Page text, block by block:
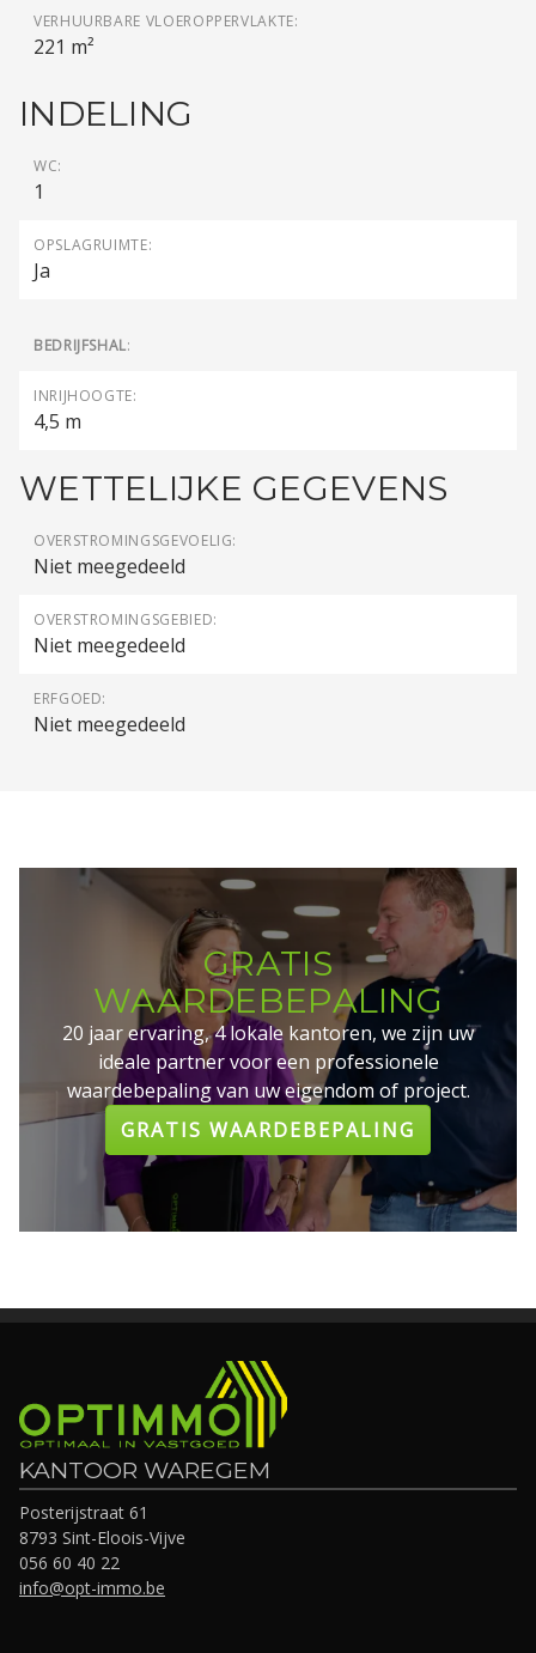
VERHUURBARE VLOEROPPERVLAKTE:
221 m²
INDELING
WC:
1
OPSLAGRUIMTE:
Ja
BEDRIJFSHAL:
INRIJHOOGTE:
4,5 m
WETTELIJKE GEGEVENS
OVERSTROMINGSGEVOELIG:
Niet meegedeeld
OVERSTROMINGSGEBIED:
Niet meegedeeld
ERFGOED:
Niet meegedeeld
GRATIS
WAARDEBEPALING
20 jaar ervaring, 4 lokale kantoren, we zijn uw
ideale partner voor een professionele
waardebepaling van uw eigendom of project.
GRATIS WAARDEBEPALING
KANTOOR WAREGEM
Posterijstraat 61
8793 Sint-Eloois-Vijve
056 60 40 22
info@opt-immo.be